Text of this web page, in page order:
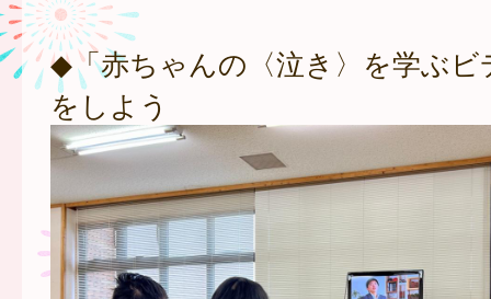
◆「赤ちゃんの〈泣き〉を学ぶビ
をしよう